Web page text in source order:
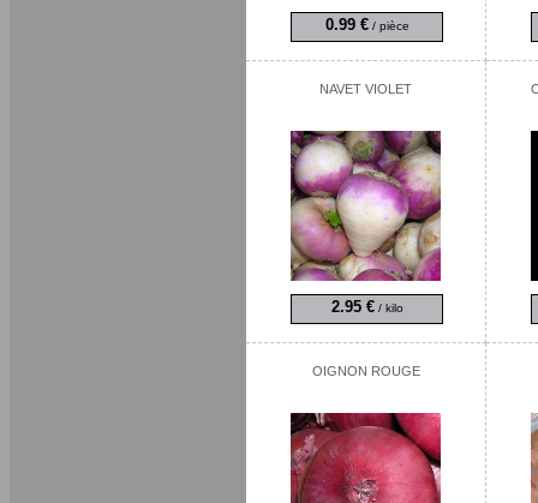
0.99 €/ pièce
NAVET VIOLET
2.95 €/ kilo
OIGNON ROUGE